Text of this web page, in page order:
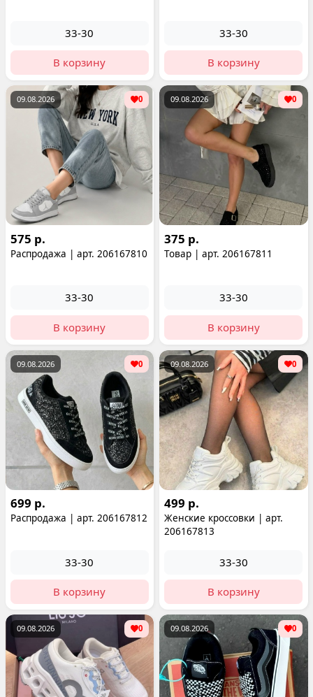
33-30
В корзину
33-30
В корзину
09.08.2026 0
575 р.
Распродажа | арт. 206167810
33-30
В корзину
09.08.2026 0
375 р.
Товар | арт. 206167811
33-30
В корзину
09.08.2026 0
699 р.
Распродажа | арт. 206167812
33-30
В корзину
09.08.2026 0
499 р.
Женские кроссовки | арт.
206167813
33-30
В корзину
09.08.2026 0 09.08.2026 0